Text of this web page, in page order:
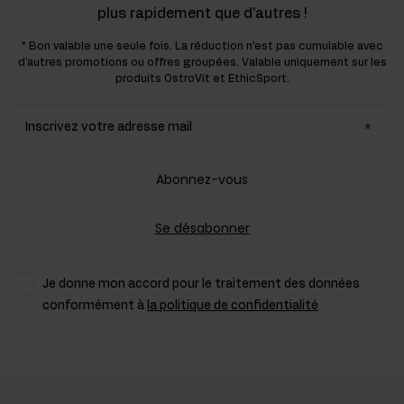
plus rapidement que d'autres !
* Bon valable une seule fois. La réduction n'est pas cumulable avec
d'autres promotions ou offres groupées. Valable uniquement sur les
produits OstroVit et EthicSport.
Inscrivez votre adresse mail
Abonnez-vous
Se désabonner
Je donne mon accord pour le traitement des données
conformément à la politique de confidentialité